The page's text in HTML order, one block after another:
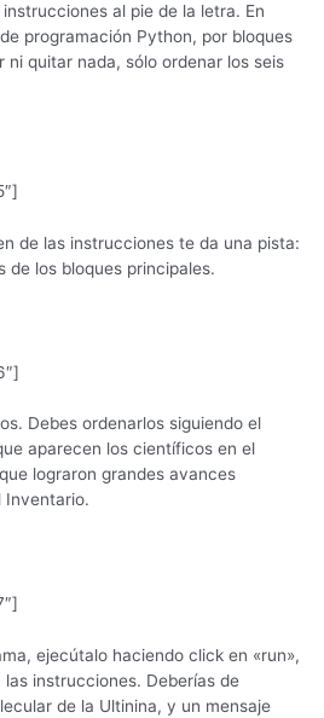
al pie de la letra. En
programación Python, por bloques
ni quitar nada, sólo ordenar los seis
de las instrucciones te da una pista:
de los bloques principales.
Debes ordenarlos siguiendo el
aparecen los científicos en el
lograron grandes avances
Inventario.
ejecútalo haciendo click en «run»,
instrucciones. Deberías de
de la Ultinina, y un mensaje